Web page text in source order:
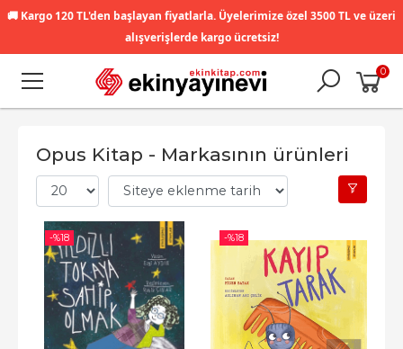
🚚 Kargo 120 TL'den başlayan fiyatlarla. Üyelerimize özel 3500 TL ve üzeri
alışverişlerde kargo ücretsiz!
0
Opus Kitap - Markasının ürünleri
-%18 -%18